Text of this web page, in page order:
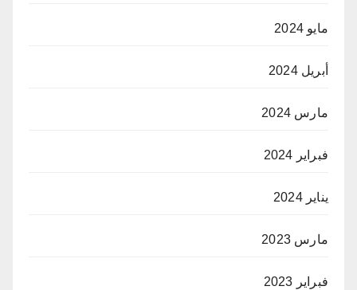
مايو 2024
أبريل 2024
مارس 2024
فبراير 2024
يناير 2024
مارس 2023
فبراير 2023